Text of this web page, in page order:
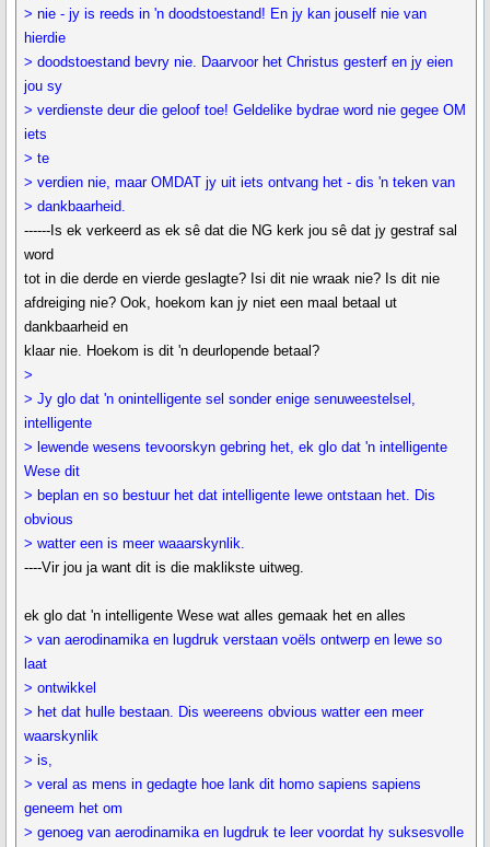
> nie - jy is reeds in 'n doodstoestand! En jy kan jouself nie van
hierdie
> doodstoestand bevry nie. Daarvoor het Christus gesterf en jy eien
jou sy
> verdienste deur die geloof toe! Geldelike bydrae word nie gegee OM
iets
> te
> verdien nie, maar OMDAT jy uit iets ontvang het - dis 'n teken van
> dankbaarheid.
------Is ek verkeerd as ek sê dat die NG kerk jou sê dat jy gestraf sal
word
tot in die derde en vierde geslagte? Isi dit nie wraak nie? Is dit nie
afdreiging nie? Ook, hoekom kan jy niet een maal betaal ut
dankbaarheid en
klaar nie. Hoekom is dit 'n deurlopende betaal?
>
> Jy glo dat 'n onintelligente sel sonder enige senuweestelsel,
intelligente
> lewende wesens tevoorskyn gebring het, ek glo dat 'n intelligente
Wese dit
> beplan en so bestuur het dat intelligente lewe ontstaan het. Dis
obvious
> watter een is meer waaarskynlik.
----Vir jou ja want dit is die maklikste uitweg.
ek glo dat 'n intelligente Wese wat alles gemaak het en alles
> van aerodinamika en lugdruk verstaan voëls ontwerp en lewe so
laat
> ontwikkel
> het dat hulle bestaan. Dis weereens obvious watter een meer
waarskynlik
> is,
> veral as mens in gedagte hoe lank dit homo sapiens sapiens
geneem het om
> genoeg van aerodinamika en lugdruk te leer voordat hy suksesvolle